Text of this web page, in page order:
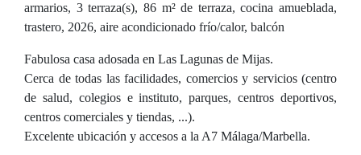
armarios, 3 terraza(s), 86 m² de terraza, cocina amueblada,
trastero, 2026, aire acondicionado frío/calor, balcón
Fabulosa casa adosada en Las Lagunas de Mijas.
Cerca de todas las facilidades, comercios y servicios (centro
de salud, colegios e instituto, parques, centros deportivos,
centros comerciales y tiendas, ...).
Excelente ubicación y accesos a la A7 Málaga/Marbella.